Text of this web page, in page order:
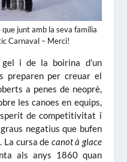
junt amb la seva família
Carnaval – Merci!
i de la boirina d’un
preparen per creuar el
a penes de neoprè,
les canoes en equips,
de competitivitat i
negatius que bufen
La cursa de canot à glace
als anys 1860 quan